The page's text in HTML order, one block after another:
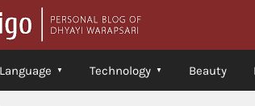
Technology Beauty